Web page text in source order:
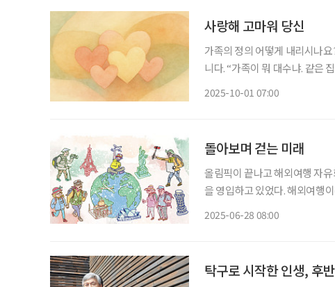
사랑해 고마워 당신
가족의 정의 어떻게 내리시나
니다. “가족이 뭐 대수냐. 같은
2025-10-01 07:00
돌아보며 걷는 미래
올림픽이 끝나고 해외여행 자
을 영입하고 있었다. 해외여행
2025-06-28 08:00
탁구로 시작한 인생, 후